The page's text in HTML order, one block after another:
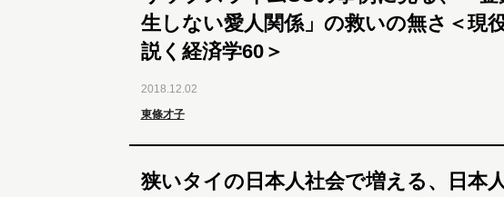
生しない愛人関係」の救いの無さ＜現
説く経済学60＞
2018.12.02
東條才子
狭いタイの日本人社会で増える、日本